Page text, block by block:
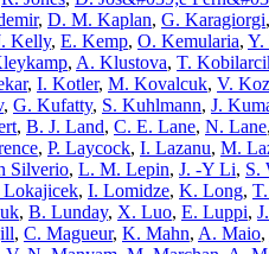
, D. M. Kaplan, G. Karagiorgi,
Kelly, E. Kemp, O. Kemularia, Y.
, A. Klustova, T.
, I. Kotler, M. Kovalcuk, V.
, G. Kufatty, S. Kuhlmann, J.
, B. J. Land, C. E. Lane, N. Lane,
, P. Laycock, I. Lazanu, M.
Silverio, L. M. Lepin, J. -Y Li, S.
, I. Lomidze, K. Long,
, B. Lunday, X. Luo, E. Luppi,
, C. Magueur, K. Mahn, A. Maio,